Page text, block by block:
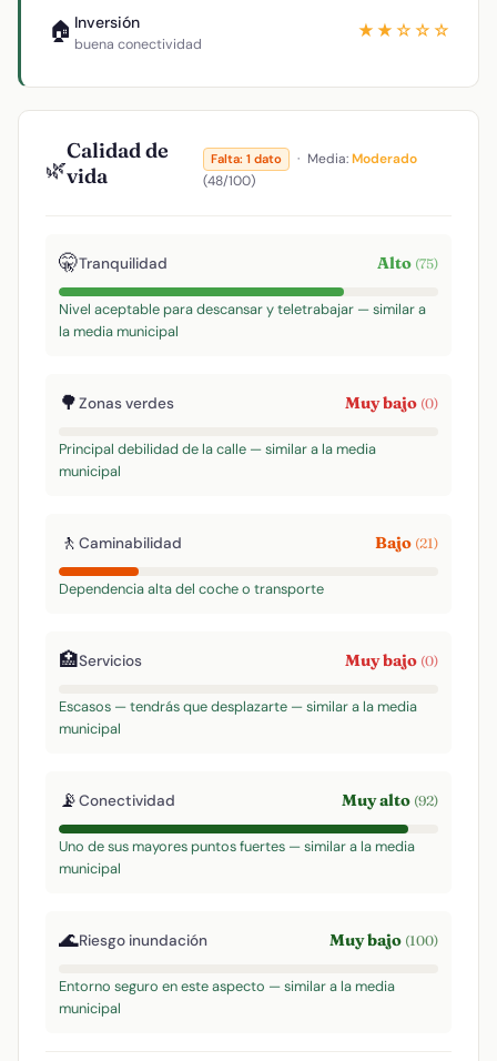
🏠 Inversión
buena conectividad
★★☆☆☆
🌿
Calidad de
vida
Falta: 1 dato · Media:Moderado
(48/100)
🤫Tranquilidad Alto (75)
Nivel aceptable para descansar y teletrabajar — similar a
la media municipal
🌳Zonas verdes Muy bajo (0)
Principal debilidad de la calle — similar a la media
municipal
🚶 Caminabilidad Bajo (21)
Dependencia alta del coche o transporte
🏥Servicios Muy bajo (0)
Escasos — tendrás que desplazarte — similar a la media
municipal
📡Conectividad Muy alto (92)
Uno de sus mayores puntos fuertes — similar a la media
municipal
🌊Riesgo inundación Muy bajo (100)
Entorno seguro en este aspecto — similar a la media
municipal